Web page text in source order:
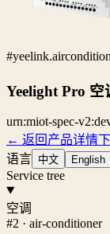
Yeelight Pro 空
urn:miot-spec-
← 返回产品详情
语言 中文 English
Service tree
空调
#2 · air-conditioner